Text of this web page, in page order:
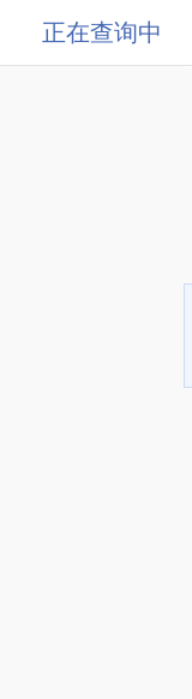
正在查询中